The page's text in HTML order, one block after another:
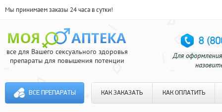
Мы принимаем заказы 24 часа в сутки!
все для Вашего сексуального здоровья
препараты для повышения потенции
ВСЕ ПРЕПАРАТЫ КАК ЗАКАЗАТЬ КАК ОПЛАТИТЬ